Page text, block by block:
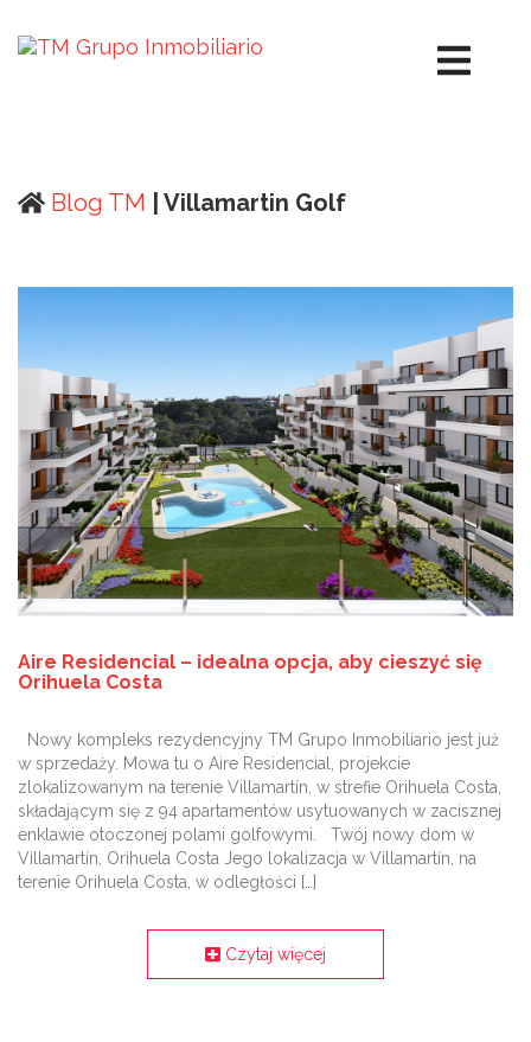
Blog TM | Villamartin Golf
Aire Residencial – idealna opcja, aby cieszyć się
Orihuela Costa
Nowy kompleks rezydencyjny TM Grupo Inmobiliario jest już
w sprzedaży. Mowa tu o Aire Residencial, projekcie
zlokalizowanym na terenie Villamartín, w strefie Orihuela Costa,
składającym się z 94 apartamentów usytuowanych w zacisznej
enklawie otoczonej polami golfowymi. Twój nowy dom w
Villamartín, Orihuela Costa Jego lokalizacja w Villamartín, na
terenie Orihuela Costa, w odległości […]
Czytaj więcej